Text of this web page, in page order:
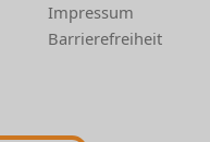
Impressum
Barrierefreiheit